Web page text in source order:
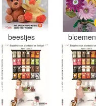
beestjes bloemen